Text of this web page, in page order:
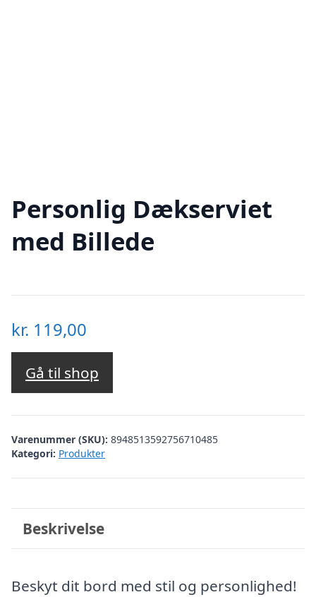
Personlig Dækserviet
med Billede
kr. 119,00
Gå til shop
Varenummer (SKU): 8948513592756710485
Kategori: Produkter
Beskrivelse
Beskyt dit bord med stil og personlighed!